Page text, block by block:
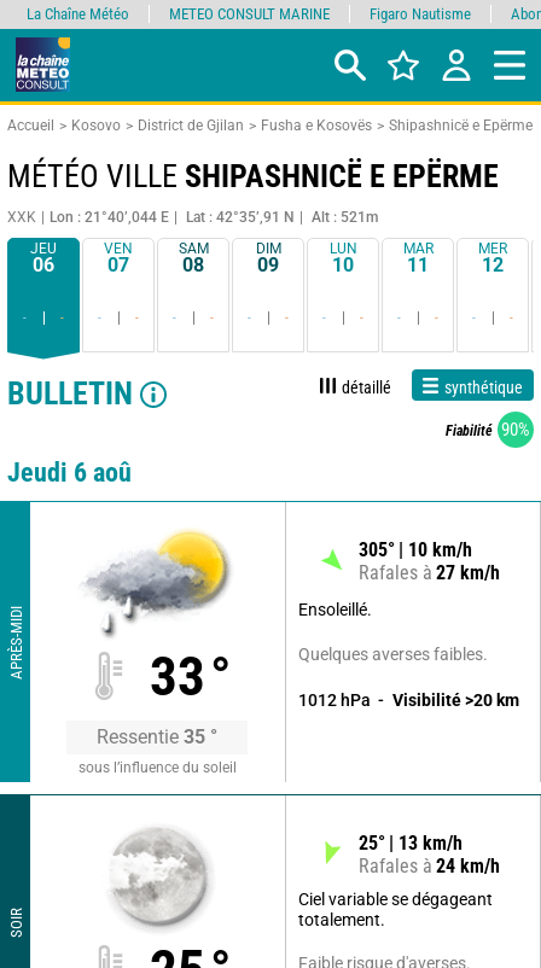
Accueil Kosovo District de Gjilan Fusha e Kosovës Shipashnicë e Epërme
MÉTÉO VILLE SHIPASHNICË E EPËRME
XXK Lon : 21°40’,044 E Lat : 42°35’,91 N
Alt : 521m
JEU
06
- -
VEN
07
- -
SAM
08
- -
DIM
09
- -
LUN
10
- -
MAR
11
- -
MER
12
- -
BULLETIN détaillé synthétique
Fiabilité 90%
Jeudi 6 aoû
APRÈS-MIDI 33°
Ressentie 35 °
sous l’influence du soleil
305° 10 km/h
Rafales à 27 km/h
Ensoleillé.
Quelques averses faibles.
1012 hPa Visibilité >20 km
SOIR
25° 13 km/h
Rafales à 24 km/h
Ciel variable se dégageant
totalement.
Faible risque d'averses.
La Chaîne Météo METEO CONSULT MARINE Figaro Nautisme